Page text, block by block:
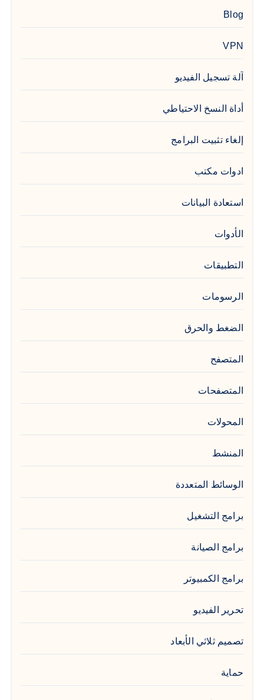
Blog
VPN
آلة تسجيل الفيديو
أداة النسخ الاحتياطي
إلغاء تثبيت البرامج
ادوات مكتب
استعادة البيانات
الأدوات
التطبيقات
الرسومات
الضغط والحرق
المتصفح
المتصفحات
المحولات
المنشط
الوسائط المتعددة
برامج التشغيل
برامج الصيانة
برامج الكمبيوتر
تحرير الفيديو
تصميم ثلاثي الأبعاد
حماية